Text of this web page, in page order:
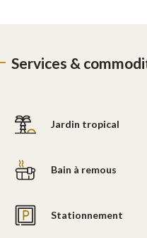
Services &
Jardin tropical
Bain à remous
Stationnement